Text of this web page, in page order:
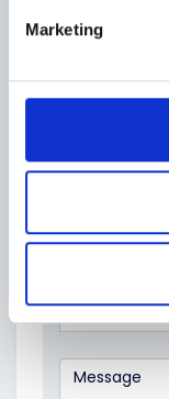
Marketing
Topic *